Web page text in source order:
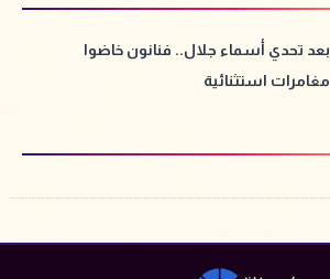
بعد تحدي أسماء جلال.. فنانون خاضوا
مغامرات استثنائية